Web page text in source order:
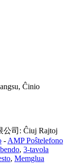
Ĉinio
公司: Ĉiuj Rajtoj
- AMP Poŝtelefono
, 3-tavola
, Memglua